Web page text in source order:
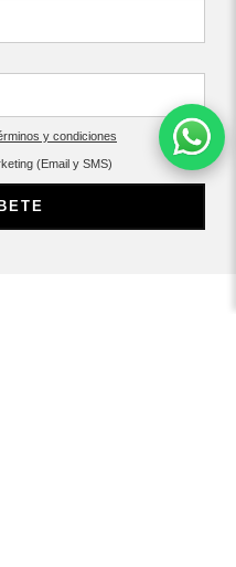
y condiciones
(Email y SMS)